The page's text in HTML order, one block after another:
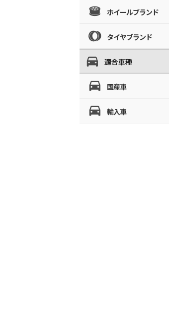
ホイールブランド
タイヤブランド
適合車種
国産車
輸入車